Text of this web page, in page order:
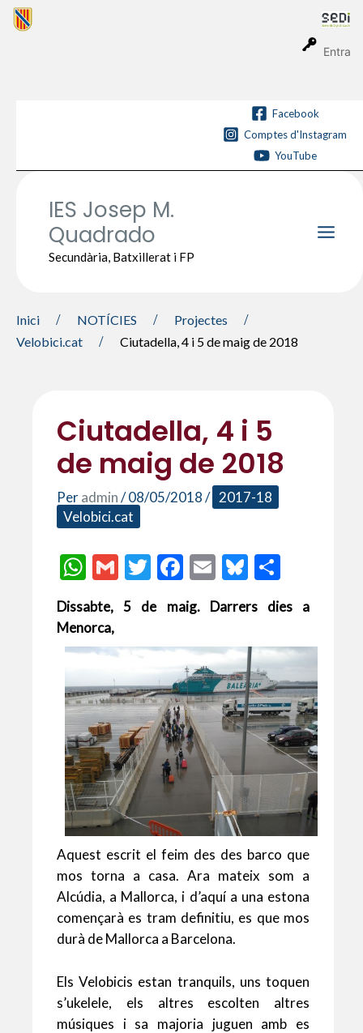
Entra
Vés
Facebook
Comptes d'Instagram
YouTube
IES Josep M.
Quadrado
Secundària, Batxillerat i FP
Inici NOTÍCIES
Projectes
Velobici.cat
Ciutadella, 4 i 5 de maig de 2018
Ciutadella, 4 i 5
de maig de 2018
Peradmin/08/05/2018/ 2017-18
Velobici.cat
W
h
at
s
p
p
G
m
ai
l
T
itt
er
F
ac
e
b
o
o
k
E
m
ai
l
Bl
es
ky
m
p
ar
te
ix
Dissabte, 5 de maig. Darrers dies a
Menorca,
Aquest escrit el feim des des barco que
mos torna a casa. Ara mateix som a
Alcúdia, a Mallorca, i d’aquí a una estona
començarà es tram definitiu, es que mos
durà de Mallorca a Barcelona.
Els Velobicis estan tranquils, uns toquen
s’ukelele, els altres escolten altres
músiques i sa majoria juguen amb es